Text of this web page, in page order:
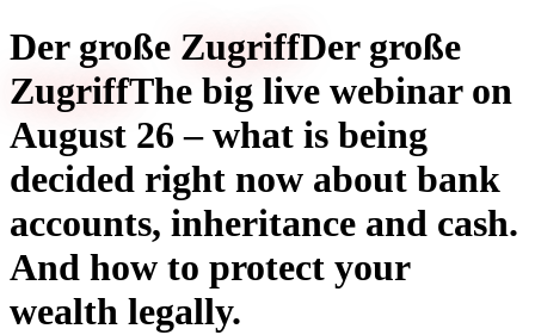
Der große ZugriffDer große
ZugriffThe big live webinar on
August 26 – what is being
decided right now about bank
accounts, inheritance and cash.
And how to protect your
wealth legally.